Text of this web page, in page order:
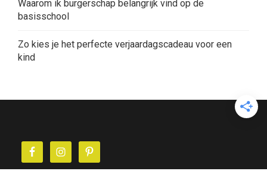
Waarom ik burgerschap belangrijk vind op de
basisschool
Zo kies je het perfecte verjaardagscadeau voor een
kind